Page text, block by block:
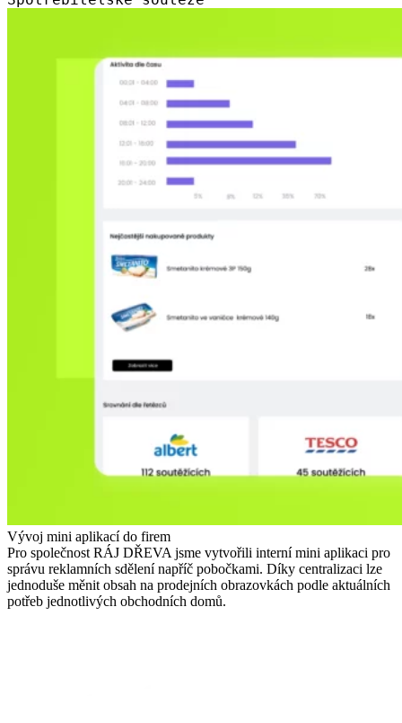
Vývoj mini aplikací do firem
Pro společnost RÁJ DŘEVA jsme vytvořili interní mini aplikaci pro
správu reklamních sdělení napříč pobočkami. Díky centralizaci lze
jednoduše měnit obsah na prodejních obrazovkách podle aktuálních
potřeb jednotlivých obchodních domů.